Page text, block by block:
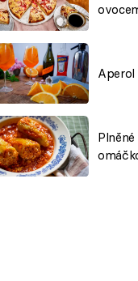
Aperol